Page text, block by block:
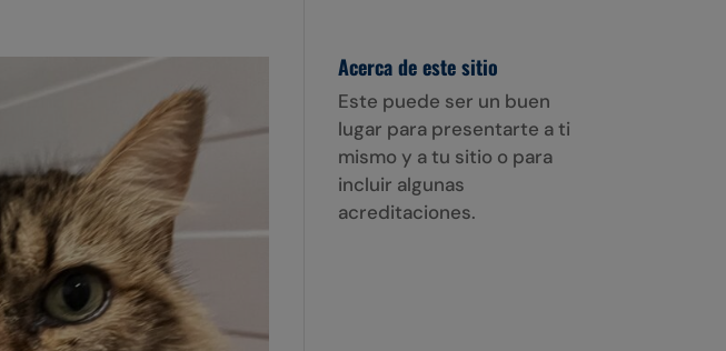
Acerca de este sitio
Este puede ser un buen
lugar para presentarte a ti
mismo y a tu sitio o para
incluir algunas
acreditaciones.